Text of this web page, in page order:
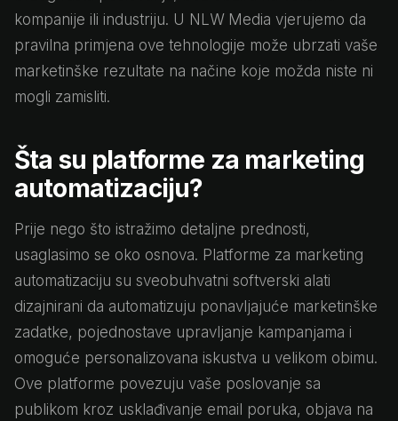
kompanije ili industriju. U NLW Media vjerujemo da
pravilna primjena ove tehnologije može ubrzati vaše
marketinške rezultate na načine koje možda niste ni
mogli zamisliti.
Šta su platforme za marketing
automatizaciju?
Prije nego što istražimo detaljne prednosti,
usaglasimo se oko osnova. Platforme za marketing
automatizaciju su sveobuhvatni softverski alati
dizajnirani da automatizuju ponavljajuće marketinške
zadatke, pojednostave upravljanje kampanjama i
omoguće personalizovana iskustva u velikom obimu.
Ove platforme povezuju vaše poslovanje sa
publikom kroz usklađivanje email poruka, objava na